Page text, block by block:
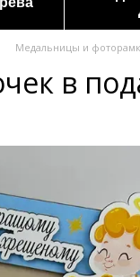
Медальницы и
в